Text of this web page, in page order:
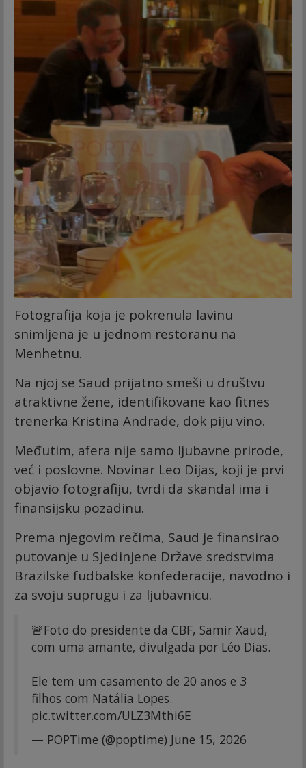
Fotografija koja je pokrenula lavinu
snimljena je u jednom restoranu na
Menhetnu.
Na njoj se Saud prijatno smeši u društvu
atraktivne žene, identifikovane kao fitnes
trenerka Kristina Andrade, dok piju vino.
Međutim, afera nije samo ljubavne prirode,
već i poslovne. Novinar Leo Dijas, koji je prvi
objavio fotografiju, tvrdi da skandal ima i
finansijsku pozadinu.
Prema njegovim rečima, Saud je finansirao
putovanje u Sjedinjene Države sredstvima
Brazilske fudbalske konfederacije, navodno i
za svoju suprugu i za ljubavnicu.
🚨Foto do presidente da CBF, Samir Xaud,
com uma amante, divulgada por Léo Dias.
Ele tem um casamento de 20 anos e 3
filhos com Natália Lopes.
pic.twitter.com/ULZ3Mthi6E
— POPTime (@poptime) June 15, 2026